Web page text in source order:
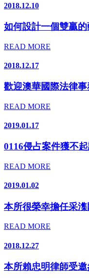
2018.12.10
如何設計一個雙贏
READ MORE
2018.12.17
歡迎澳華國際法律
READ MORE
2019.01.17
0116侵占案件獲不
READ MORE
2019.01.02
本所很榮幸擔任采
READ MORE
2018.12.27
本所賴忠明律師受